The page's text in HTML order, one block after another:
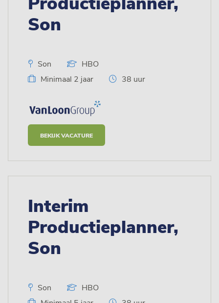
Son
Son
HBO
Minimaal 2 jaar
38 uur
BEKIJK VACATURE
Interim
Productieplanner,
Son
Son
HBO